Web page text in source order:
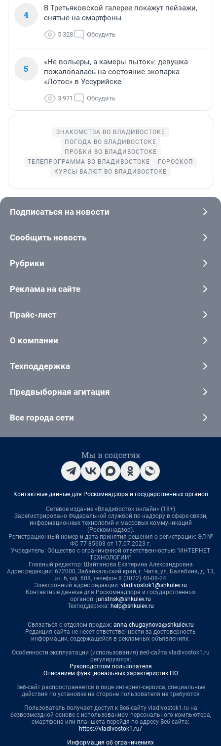
4
В Третьяковской галерее покажут пейзажи,
снятые на смартфоны
5 328 Обсудить
5
«Не вольеры, а камеры пыток»: девушка
пожаловалась на состояние экопарка
«Лотос» в Уссурийске
3 971 Обсудить
ЗНАКОМСТВА ВО ВЛАДИВОСТОКЕ
ПОГОДА ВО ВЛАДИВОСТОКЕ
ПРОБКИ ВО ВЛАДИВОСТОКЕ
ТЕЛЕПРОГРАММА ВО ВЛАДИВОСТОКЕ
ГОРОСКОП
КУРСЫ ВАЛЮТ ВО ВЛАДИВОСТОКЕ
Подписаться на новости
Сообщить новость
Рубрики
Реклама на сайте
Прайс-лист
О компании
Техподдержка
Предвыборная агитация
Все города сети
Мы в соцсетях
Контактные данные для Роскомнадзора и государственных органов
Сетевое издание «Владивосток онлайн» (18+)
Зарегистрировано Федеральной службой по надзору в сфере связи,
информационных технологий и массовых коммуникаций
(Роскомнадзор).
Регистрационный номер и дата принятия решения о регистрации: ЭЛ №
ФС 77-85603 от 17.07.2023 г.
Учредитель: Общество с ограниченной ответственностью "ИНТЕРНЕТ
ТЕХНОЛОГИИ"
Главный редактор: Шайтанова Екатерина Александровна
Адрес редакции: 672000, Забайкальский край, г. Чита, ул. Балябина, д. 13,
эт. 6, оф. 608, телефон 8 (3022) 40-08-24
Электронный адрес редакции: vladivostok1@shkulev.ru
Контактные данные для Роскомнадзора и государственных
органов: juristnsk@shkulev.ru
Техподдержка: help@shkulev.ru
Связаться с отделом продаж: anna.chugaynova@shkulev.ru
Редакция сайта не несет ответственности за достоверность
информации, содержащейся в рекламных объявлениях.
Особенности эксплуатации (использования) веб-сайта vladivostok1.ru
регулируются:
Руководством пользователя
Описанием функциональных характеристик ПО
Веб-сайт распространяется в виде интернет-сервиса, специальные
действия по установке на стороне пользователя не требуются
Пользователь получает доступ к Веб-сайту vladivostok1.ru на
безвозмездной основе с использованием персонального компьютера,
смартфона или планшета перейдя по адресу Веб-сайта:
https://vladivostok1.ru/
Информация об ограничениях